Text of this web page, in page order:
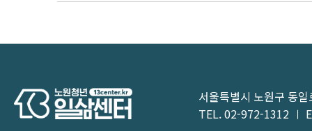
서울특별시 노원구 동
TEL.02-972-1312